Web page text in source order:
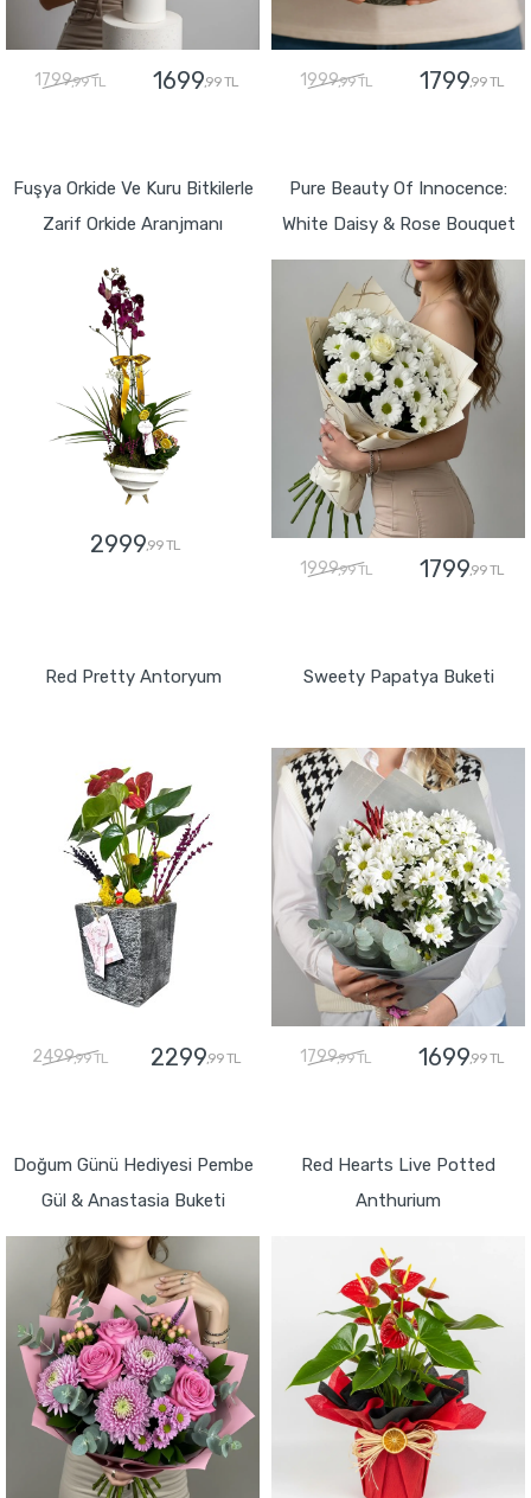
1799,99 TL 1699,99 TL 1999,99 TL 1799,99 TL
Fuşya Orkide Ve Kuru Bitkilerle
Zarif Orkide Aranjmanı
2999,99 TL
Pure Beauty Of Innocence:
White Daisy & Rose Bouquet
1999,99 TL 1799,99 TL
Red Pretty Antoryum
2499,99 TL 2299,99 TL
Sweety Papatya Buketi
1799,99 TL 1699,99 TL
Doğum Günü Hediyesi Pembe
Gül & Anastasia Buketi
Red Hearts Live Potted
Anthurium